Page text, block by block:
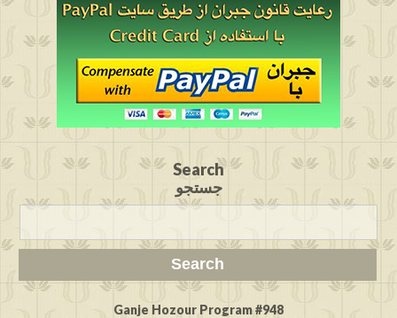
Search
جستجو
Ganje Hozour Program #948